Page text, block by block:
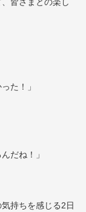
皆さまとの楽し
た！」
だね！」
持ちを感じる2日